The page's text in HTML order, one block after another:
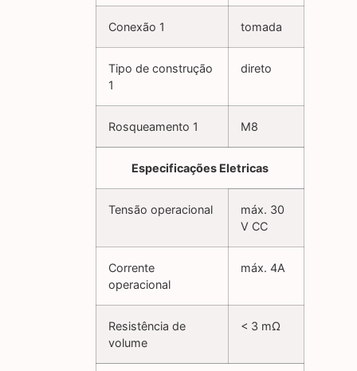
Conexão 1 tomada
Tipo de construção
1
direto
Rosqueamento 1 M8
Especificações Eletricas
Tensão operacional
máx. 30
V CC
Corrente
operacional
máx. 4A
Resistência de
volume
< 3 mΩ